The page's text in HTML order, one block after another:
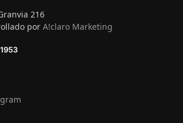
216
por A!claro Marketing